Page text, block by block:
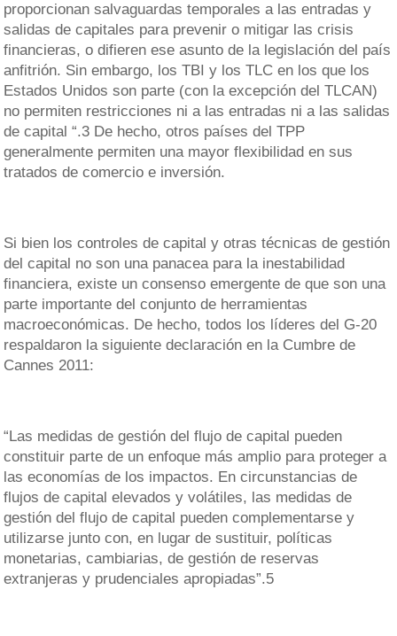
proporcionan salvaguardas temporales a las entradas y
salidas de capitales para prevenir o mitigar las crisis
financieras, o difieren ese asunto de la legislación del país
anfitrión. Sin embargo, los TBI y los TLC en los que los
Estados Unidos son parte (con la excepción del TLCAN)
no permiten restricciones ni a las entradas ni a las salidas
de capital “.3 De hecho, otros países del TPP
generalmente permiten una mayor flexibilidad en sus
tratados de comercio e inversión.
Si bien los controles de capital y otras técnicas de gestión
del capital no son una panacea para la inestabilidad
financiera, existe un consenso emergente de que son una
parte importante del conjunto de herramientas
macroeconómicas. De hecho, todos los líderes del G-20
respaldaron la siguiente declaración en la Cumbre de
Cannes 2011:
“Las medidas de gestión del flujo de capital pueden
constituir parte de un enfoque más amplio para proteger a
las economías de los impactos. En circunstancias de
flujos de capital elevados y volátiles, las medidas de
gestión del flujo de capital pueden complementarse y
utilizarse junto con, en lugar de sustituir, políticas
monetarias, cambiarias, de gestión de reservas
extranjeras y prudenciales apropiadas”.5